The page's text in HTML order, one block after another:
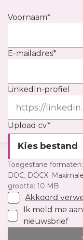
Voornaam*
E-mailadres*
LinkedIn-profiel
Upload cv*
Kies bestand
Toegestane
DOC, DOCX. Maximale
grootte: 10 MB
Akkoord
Ik meld me
nieuwsbrief